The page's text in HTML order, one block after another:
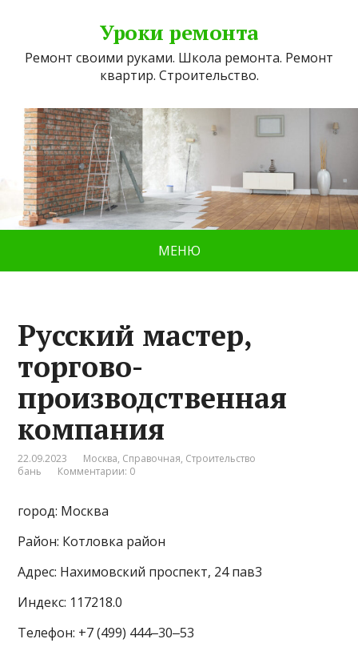
Уроки ремонта
Ремонт своими руками. Школа ремонта. Ремонт
квартир. Строительство.
МЕНЮ
Русский мастер,
торгово-
производственная
компания
22.09.2023 Москва, Справочная, Строительство
бань
Комментарии: 0
город: Москва
Район: Котловка район
Адрес: Нахимовский проспект, 24 пав3
Индекс: 117218.0
Телефон: +7 (499) 444‒30‒53